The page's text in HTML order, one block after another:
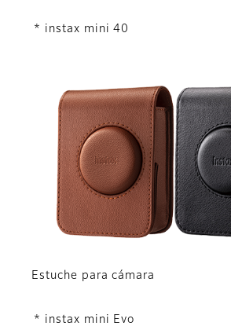
* instax mini 40
Estuche para cámara
* instax mini Evo